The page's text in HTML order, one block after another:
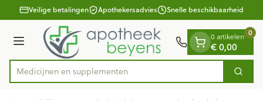
Ga naar de inhoud
1 van 1Veilige betalingen Apothekersadvies Snelle beschikbaarheid
Menu
Product, merk, categorie...
Medicijn Zoek
0 artikelen
€ 0,00
0